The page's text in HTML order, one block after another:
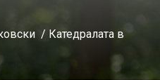
/ Катедралата в